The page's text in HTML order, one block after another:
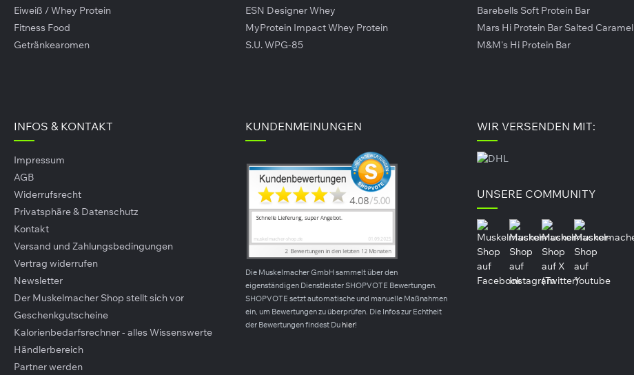
Liquid Chalk
Tweek Salty Salute
Eiweiß / Whey Protein
Fitness Food
Getränkearomen
ESN Designer Whey
MyProtein Impact Whey Protein
S.U. WPG-85
Barebells Soft Protein Bar
Mars Hi Protein Bar Salted Caramel
M&M's Hi Protein Bar
INFOS & KONTAKT
Impressum
AGB
Widerrufsrecht
Privatsphäre & Datenschutz
Kontakt
Versand und Zahlungsbedingungen
Vertrag widerrufen
Newsletter
Der Muskelmacher Shop stellt sich vor
Geschenkgutscheine
Kalorienbedarfsrechner - alles Wissenswerte
Händlerbereich
Partner werden
KUNDENMEINUNGEN
Die Muskelmacher GmbH sammelt über den
eigenständigen Dienstleister SHOPVOTE Bewertungen.
SHOPVOTE setzt automatische und manuelle Maßnahmen
ein, um Bewertungen zu überprüfen. Die Infos zur Echtheit
der Bewertungen findest Du hier!
WIR VERSENDEN MIT:
UNSERE COMMUNITY